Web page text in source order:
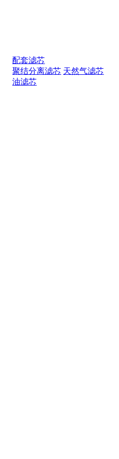
配套滤芯
聚结分离滤芯 天然气滤芯
油滤芯